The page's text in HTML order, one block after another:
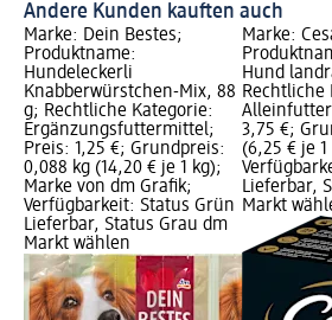
Andere Kunden kauften auch
Marke: Dein Bestes;
Produktname:
Hundeleckerli
Knabberwürstchen-Mix, 88
g; Rechtliche Kategorie:
Ergänzungsfuttermittel;
Preis: 1,25 €; Grundpreis:
0,088 kg (14,20 € je 1 kg);
Marke von dm Grafik;
Verfügbarkeit: Status Grün
Lieferbar, Status Grau dm
Markt wählen
Marke:
Hund
Rechtliche
3,75 €;
(6,25 € je 1
Lieferbar,
Markt